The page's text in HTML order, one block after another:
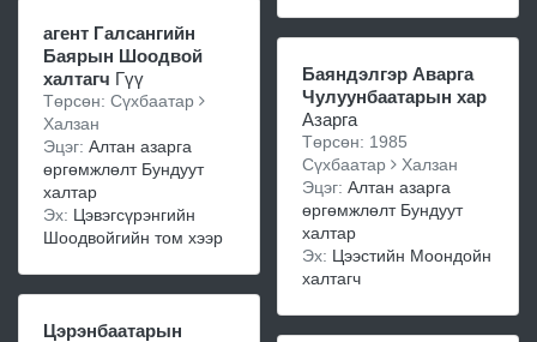
агент Галсангийн
Баярын Шоодвой
халтагч Гүү
Төрсөн: Сүхбаатар
Халзан
Эцэг: Алтан азарга
өргөмжлөлт Бундуут
халтар
Эх: Цэвэгсүрэнгийн
Шоодвойгийн том хээр
Цэрэнбаатарын
Баяндэлгэр Аварга
Чулуунбаатарын хар
Азарга
Төрсөн: 1985
Сүхбаатар
Халзан
Эцэг: Алтан азарга
өргөмжлөлт Бундуут
халтар
Эх: Цээстийн Моондойн
халтагч